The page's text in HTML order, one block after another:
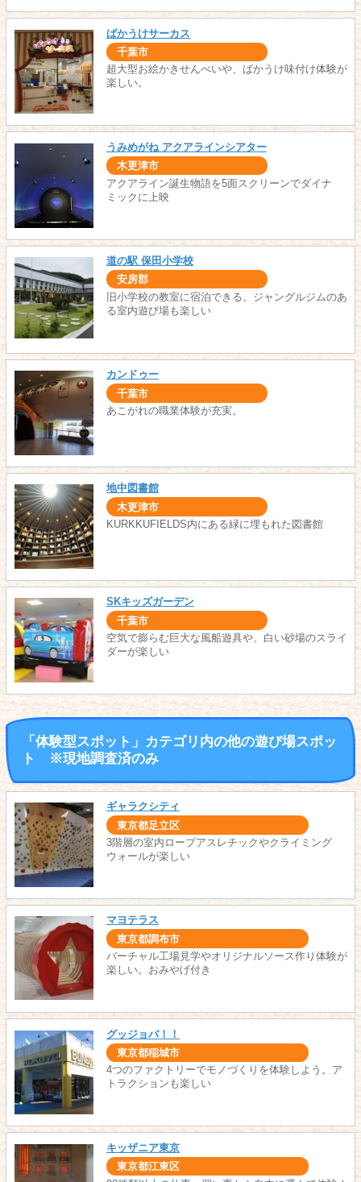
ばかうけサーカス
千葉市
超大型お絵かきせんべいや、ばかうけ味付け体験が
楽しい。
うみめがね アクアラインシアター
木更津市
アクアライン誕生物語を5面スクリーンでダイナ
ミックに上映
道の駅 保田小学校
安房郡
旧小学校の教室に宿泊できる。ジャングルジムのあ
る室内遊び場も楽しい
カンドゥー
千葉市
あこがれの職業体験が充実。
地中図書館
木更津市
KURKKUFIELDS内にある緑に埋もれた図書館
SKキッズガーデン
千葉市
空気で膨らむ巨大な風船遊具や、白い砂場のスライ
ダーが楽しい
「体験型スポット」カテゴリ内の他の遊び場スポッ
ト ※現地調査済のみ
ギャラクシティ
東京都足立区
3階層の室内ロープアスレチックやクライミング
ウォールが楽しい
マヨテラス
東京都調布市
バーチャル工場見学やオリジナルソース作り体験が
楽しい。おみやげ付き
グッジョバ！！
東京都稲城市
4つのファクトリーでモノづくりを体験しよう。ア
トラクションも楽しい
キッザニア東京
東京都江東区